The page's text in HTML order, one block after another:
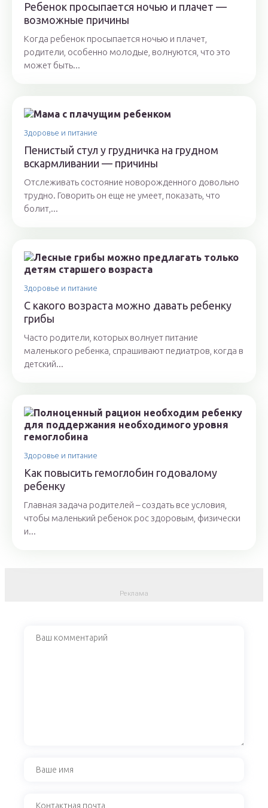
Ребенок просыпается ночью и плачет —
возможные причины
Когда ребенок просыпается ночью и плачет,
родители, особенно молодые, волнуются, что это
может быть...
Здоровье и питание
Пенистый стул у грудничка на грудном
вскармливании — причины
Отслеживать состояние новорожденного довольно
трудно. Говорить он еще не умеет, показать, что
болит,...
Здоровье и питание
С какого возраста можно давать ребенку
грибы
Часто родители, которых волнует питание
маленького ребенка, спрашивают педиатров, когда в
детский...
Здоровье и питание
Как повысить гемоглобин годовалому
ребенку
Главная задача родителей – создать все условия,
чтобы маленький ребенок рос здоровым, физически
и...